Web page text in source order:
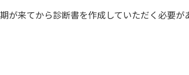
来てから診断書を作成していただく必要が